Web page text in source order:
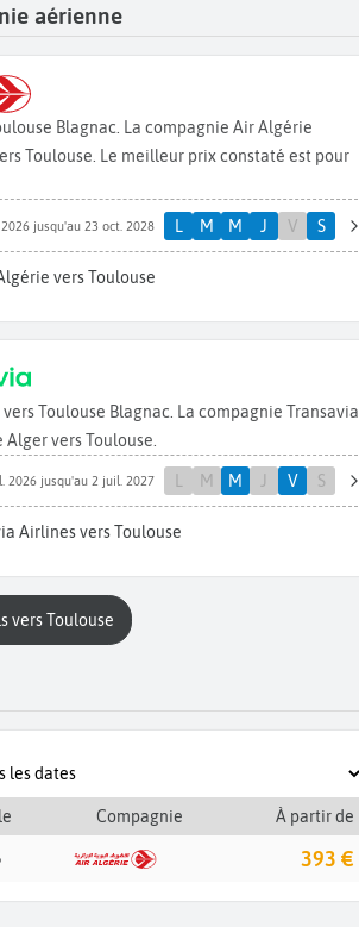
aérienne
Blagnac. La compagnie Air Algérie
Toulouse. Le meilleur prix constaté est pour
jusqu'au 23 oct. 2028 L M M J V S
vers Toulouse
Toulouse Blagnac. La compagnie Transavia
vers Toulouse.
2026 jusqu'au 2 juil. 2027 M M V S
Airlines vers Toulouse
vers Toulouse
Compagnie À partir de
393 €